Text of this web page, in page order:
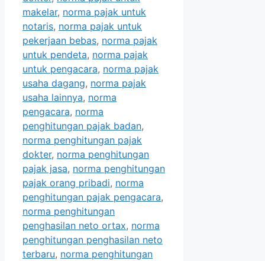
makelar, norma pajak untuk
notaris, norma pajak untuk
pekerjaan bebas, norma pajak
untuk pendeta, norma pajak
untuk pengacara, norma pajak
usaha dagang, norma pajak
usaha lainnya, norma
pengacara, norma
penghitungan pajak badan,
norma penghitungan pajak
dokter, norma penghitungan
pajak jasa, norma penghitungan
pajak orang pribadi, norma
penghitungan pajak pengacara,
norma penghitungan
penghasilan neto ortax, norma
penghitungan penghasilan neto
terbaru, norma penghitungan